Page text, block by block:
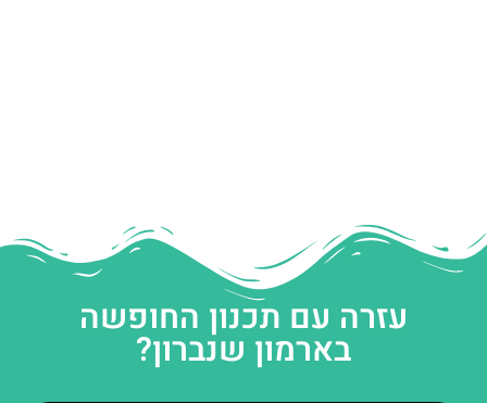
עזרה עם תכנון החופשה
בארמון שנברון?